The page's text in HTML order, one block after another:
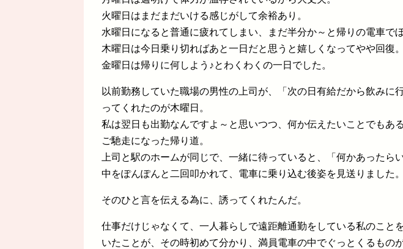
火曜日はまだまだいける感じがして余裕あり。
水曜日になると普通に疲れてしまい、まだ半分か～と帰りの電車で
木曜日は今日乗り切ればあと一日だと思うと嬉しくなってやや回復。
金曜日は帰りに何しよう♪とわくわくの一日でした。
以前勤務していた職場の男性の上司が、「次の日有給だから飲みに
ってくれたのが木曜日。
私は翌日も出勤なんですよ～と思いつつ、何か伝えたいことでもあ
ご馳走になった帰り道。
上司と駅のホームが同じで、一緒に待っていると、「何かあったら
中をぽんぽんと二回叩かれて、電車に乗り込む後姿を見送りました。
そのひと言を伝える為に、誘ってくれたんだ。
仕事だけじゃなくて、一人暮らしで遠距離通勤をしている私のこと
いたことが、その時初めて分かり、満員電車の中でぐっとくるもの